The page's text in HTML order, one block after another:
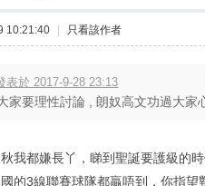
10:21:40 只看該作者
表於 2017-9-28 23:13
家要理性討論 , 朗奴高文功過大家
我都嫌長丫，睇到聖誕要護級的
的3線聯賽球隊都贏唔到，你指